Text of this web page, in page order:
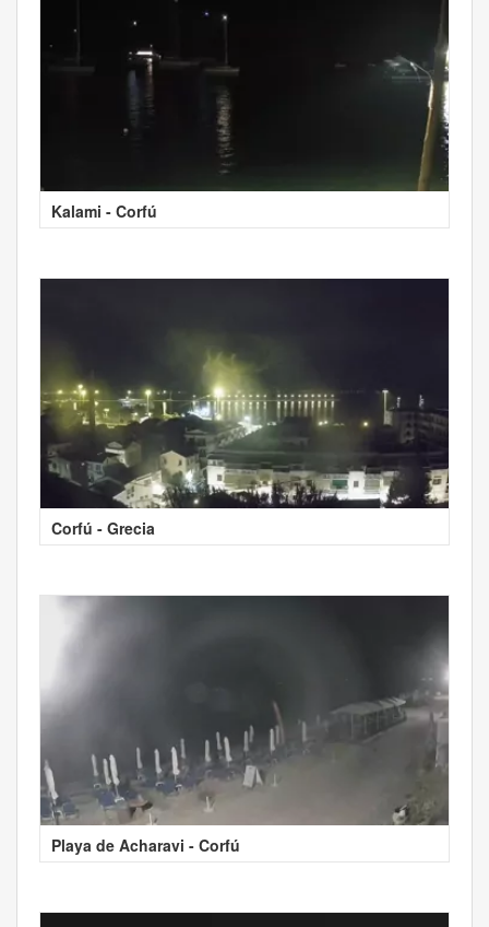
Kalami - Corfú
Corfú - Grecia
Playa de Acharavi - Corfú